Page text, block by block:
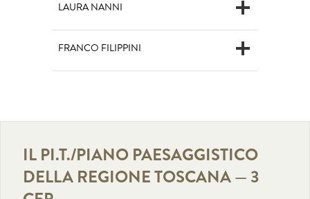
LAURA NANNI
FRANCO FILIPPINI
IL PI.T./PIANO PAESAGGISTICO
DELLA REGIONE TOSCANA — 3